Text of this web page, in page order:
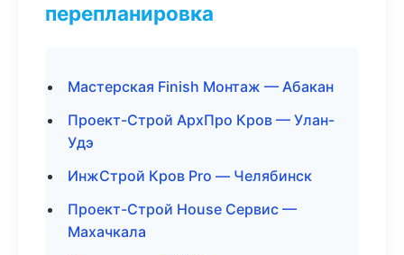
перепланировка
Мастерская Finish Монтаж — Абакан
Проект-Строй АрхПро Кров — Улан-
Удэ
ИнжСтрой Кров Pro — Челябинск
Проект-Строй House Сервис —
Махачкала